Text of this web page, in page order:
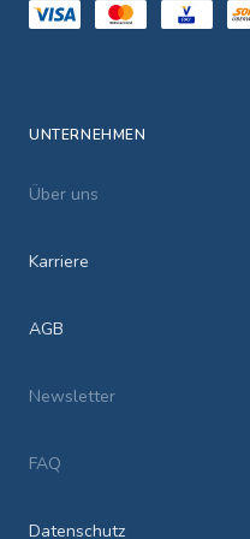
UNTERNEHMEN
Über uns
Karriere
AGB
Newsletter
FAQ
Datenschutz